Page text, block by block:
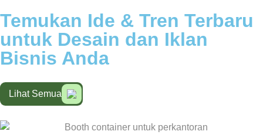
Temukan Ide & Tren Terbaru
untuk Desain dan Iklan
Bisnis Anda
Lihat Semua